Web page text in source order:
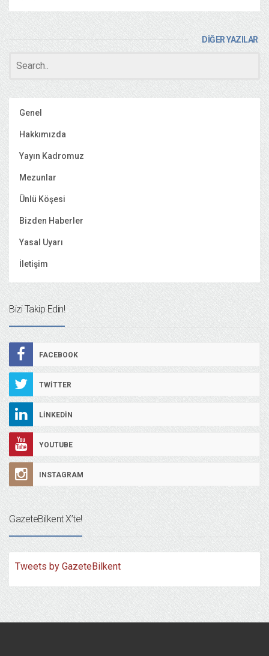
DİĞER YAZILAR
Genel
Hakkımızda
Yayın Kadromuz
Mezunlar
Ünlü Köşesi
Bizden Haberler
Yasal Uyarı
İletişim
Bizi Takip Edin!
FACEBOOK
TWITTER
LINKEDIN
YOUTUBE
INSTAGRAM
GazeteBilkent X’te!
Tweets by GazeteBilkent